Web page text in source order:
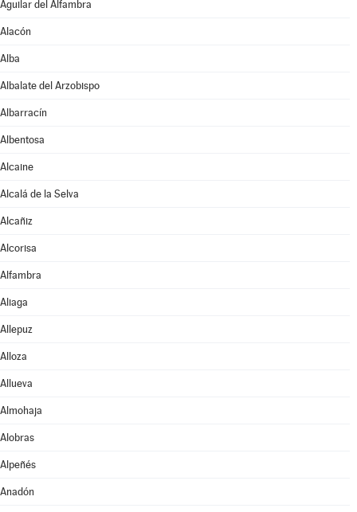
Aguilar del Alfambra
Alacón
Alba
Albalate del Arzobispo
Albarracín
Albentosa
Alcaine
Alcalá de la Selva
Alcañiz
Alcorisa
Alfambra
Aliaga
Allepuz
Alloza
Allueva
Almohaja
Alobras
Alpeñés
Anadón